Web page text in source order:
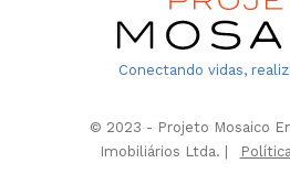
Conectando vidas,
© 2023 - Projeto Mosaico
Imobiliários Ltda. |